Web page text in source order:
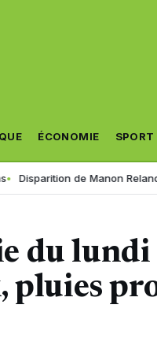
ÉCONOMIE SPORT
de Manon Relandeau : sa
du lundi
pluies